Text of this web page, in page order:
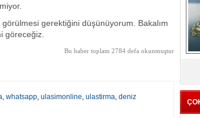
görülmesi gerektiğini düşünüyorum. Bakalım
göreceğiz.
Bu haber toplam 2784 defa okunmuştur
, whatsapp, ulasimonline, ulastirma, deniz